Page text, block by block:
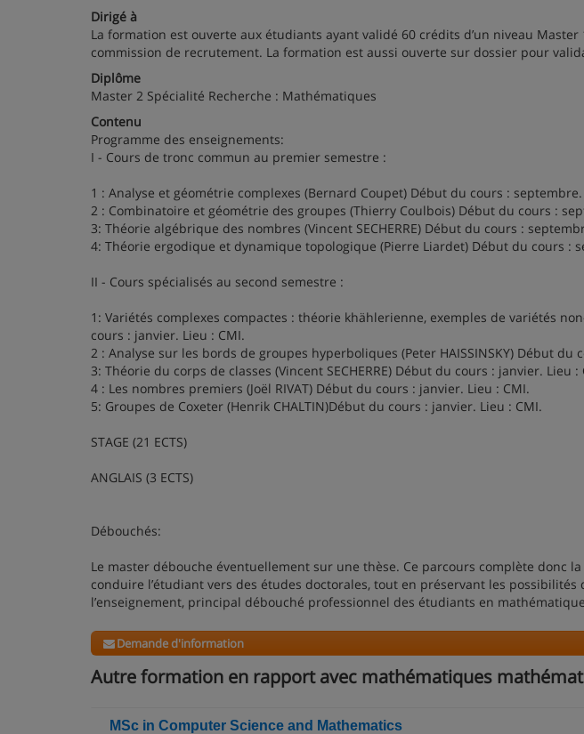
Dirigé à
La formation est ouverte aux étudiants ayant validé 60 crédits d’un niveau
commission de recrutement. La formation est aussi ouverte sur dossier pour
Diplôme
Master 2 Spécialité Recherche : Mathématiques
Contenu
Programme des enseignements:
I - Cours de tronc commun au premier semestre :
1 : Analyse et géométrie complexes (Bernard Coupet) Début du cours : septembre.
2 : Combinatoire et géométrie des groupes (Thierry Coulbois) Début du cours :
3: Théorie algébrique des nombres (Vincent SECHERRE) Début du cours :
4: Théorie ergodique et dynamique topologique (Pierre Liardet) Début du cours :
II - Cours spécialisés au second semestre :
1: Variétés complexes compactes : théorie khählerienne, exemples de variétés
cours : janvier. Lieu : CMI.
2 : Analyse sur les bords de groupes hyperboliques (Peter HAISSINSKY) Début du
3: Théorie du corps de classes (Vincent SECHERRE) Début du cours : janvier. Lieu :
4 : Les nombres premiers (Joël RIVAT) Début du cours : janvier. Lieu : CMI.
5: Groupes de Coxeter (Henrik CHALTIN)Début du cours : janvier. Lieu : CMI.
STAGE (21 ECTS)
ANGLAIS (3 ECTS)
Débouchés:
Le master débouche éventuellement sur une thèse. Ce parcours complète donc
conduire l’étudiant vers des études doctorales, tout en préservant les possibilités
l’enseignement, principal débouché professionnel des étudiants en
Demande d'information
Autre formation en rapport avec mathématiques
MSc in Computer Science and Mathematics